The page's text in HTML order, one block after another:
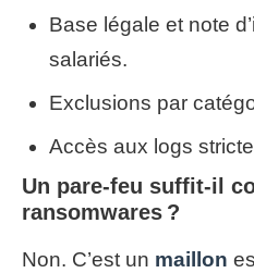
Base légale et note
salariés.
Exclusions par
Accès aux logs
Un pare-feu suffit-il
ransomwares ?
Non. C’est un maillon